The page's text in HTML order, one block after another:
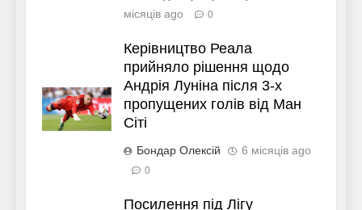
місяців ago
0
Керівництво Реала
прийняло рішення щодо
Андрія Луніна після 3-х
пропущених голів від Ман
Сіті
Бондар Олексій 6 місяців ago
0
Посилення під Лігу